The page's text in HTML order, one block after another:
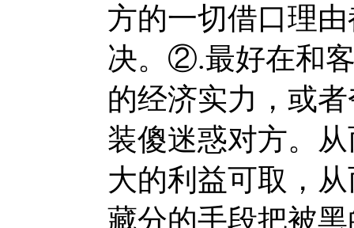
方的一切借口理
决。 ②.最好在和
的经济实力，或
装傻迷惑对方。
大的利益可取，
藏分的手段把被